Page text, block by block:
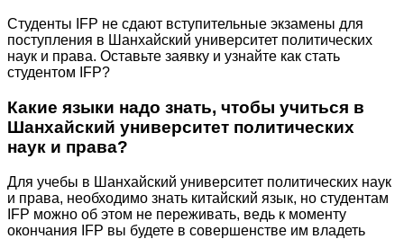
Студенты IFP не сдают вступительные экзамены для
поступления в Шанхайский университет политических
наук и права. Оставьте заявку и узнайте как стать
студентом IFP?
Какие языки надо знать, чтобы учиться в
Шанхайский университет политических
наук и права?
Для учебы в Шанхайский университет политических наук
и права, необходимо знать китайский язык, но студентам
IFP можно об этом не переживать, ведь к моменту
окончания IFP вы будете в совершенстве им владеть